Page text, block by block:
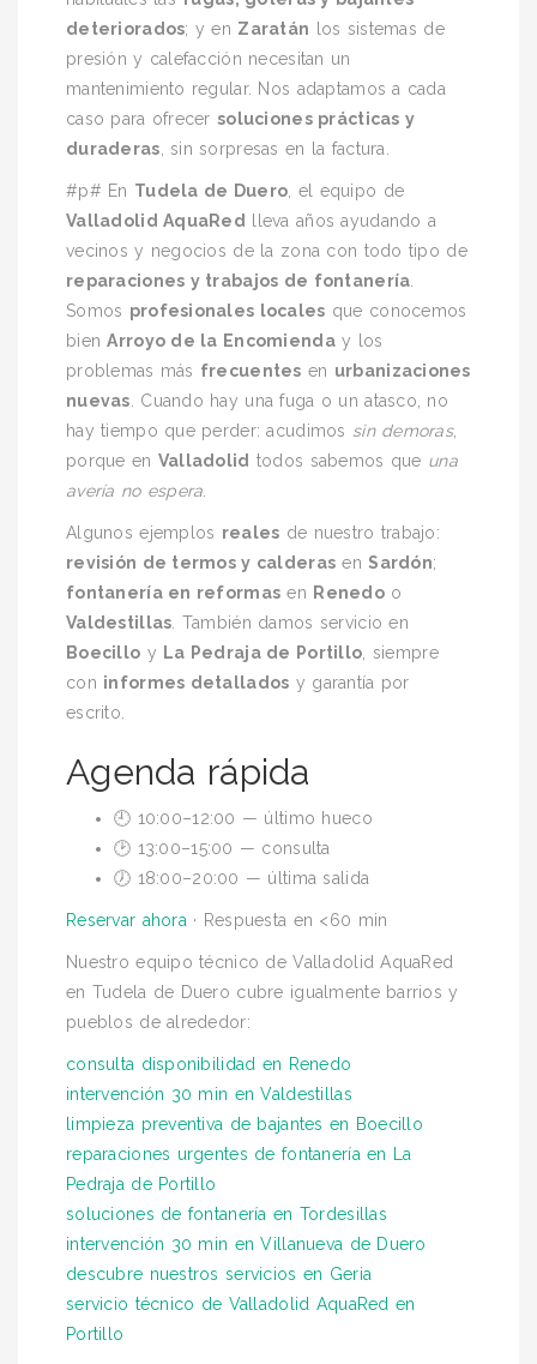
deteriorados; y en Zaratán los sistemas de
presión y calefacción necesitan un
mantenimiento regular. Nos adaptamos a cada
caso para ofrecersoluciones prácticas y
duraderas , sin sorpresas en la factura.
#p# En Tudela de Duero , el equipo de
Valladolid AquaRed
lleva años ayudando a
vecinos y negocios de la zona con todo tipo de
reparaciones y trabajos de fontanería
Somos profesionales locales que conocemos
bienArroyo de la Encomienday los
problemas más frecuentes en urbanizaciones
nuevas . Cuando hay una fuga o un atasco, no
hay tiempo que perder: acudimos sin demoras,
porque en Valladolid todos sabemos que una
avería no espera
Algunos ejemplos reales de nuestro trabajo:
revisión de termos y calderas enSardón;
fontanería en reformas en Renedoo
Valdestillas . También damos servicio en
Boecillo y La Pedraja de Portillo , siempre
con informes detallados y garantía por
escrito.
Agenda rápida
🕘 10:00–12:00 — último hueco
🕑 13:00–15:00 — consulta
🕖 18:00–20:00 — última salida
Reservar ahora · Respuesta en <60 min
Nuestro equipo técnico de Valladolid AquaRed
en Tudela de Duero cubre igualmente barrios y
pueblos de alrededor:
consulta disponibilidad en Renedo
intervención 30 min en Valdestillas
limpieza preventiva de bajantes en Boecillo
reparaciones urgentes de fontanería en La
Pedraja de Portillo
soluciones de fontanería en Tordesillas
intervención 30 min en Villanueva de Duero
descubre nuestros servicios en Geria
servicio técnico de Valladolid AquaRed en
Portillo